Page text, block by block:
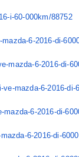
i-60-000km/88752
6-2016-di-
mazda-6-2016-di-
ve-mazda-6-2016-di-
mazda-6-2016-di-
6-2016-di-